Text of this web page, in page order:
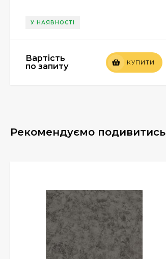
У НАЯВНОСТІ
Вартість
по запиту
КУПИТИ
Рекомендуємо подивитись